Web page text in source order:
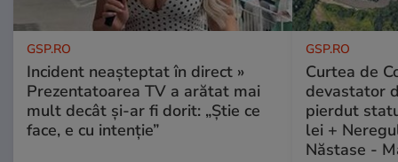
GSP.RO
Incident neașteptat în direct »
Prezentatoarea TV a arătat mai
mult decât și-ar fi dorit: „Știe ce
face, e cu intenție”
GSP.RO
Curtea de
devastator
pierdut
lei +
Năstase -